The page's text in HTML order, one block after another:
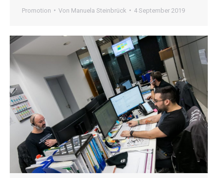
Promotion Von Manuela Steinbrück 4 September 2019